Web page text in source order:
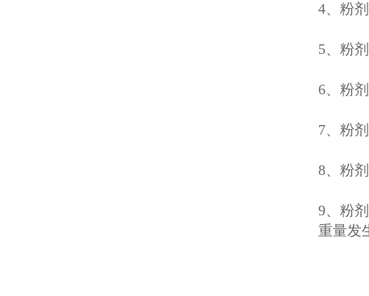
4、粉
5、粉
6、粉
7、粉
8、粉
9、粉
重量发